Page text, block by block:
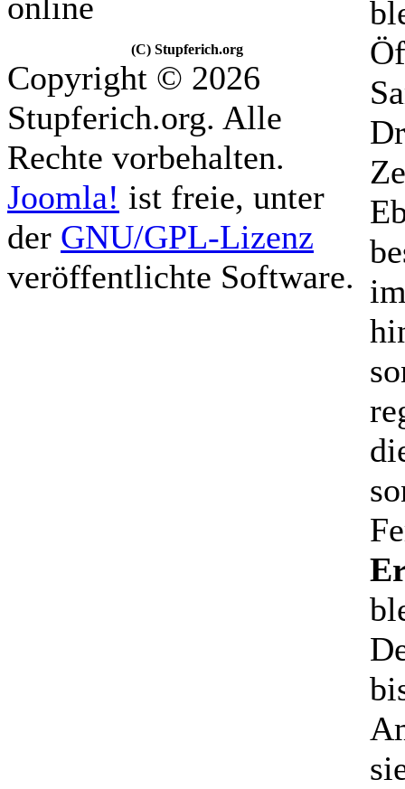
(C) Stupferich.org
Copyright © 2026
Stupferich.org. Alle
Rechte vorbehalten.
Joomla! ist freie, unter
der GNU/GPL-Lizenz
veröffentlichte Software.